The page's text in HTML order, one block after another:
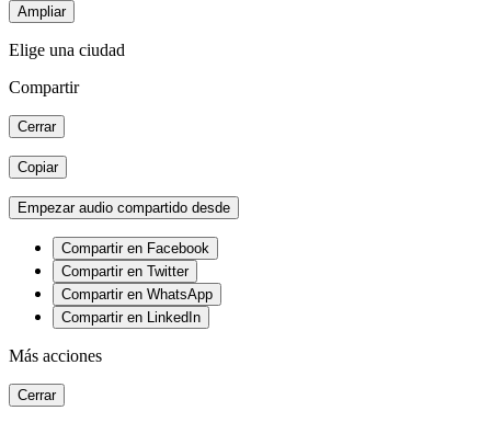
Ampliar
Elige una ciudad
Compartir
Cerrar
Copiar
Empezar audio compartido desde
Compartir en Facebook
Compartir en Twitter
Compartir en WhatsApp
Compartir en LinkedIn
Más acciones
Cerrar